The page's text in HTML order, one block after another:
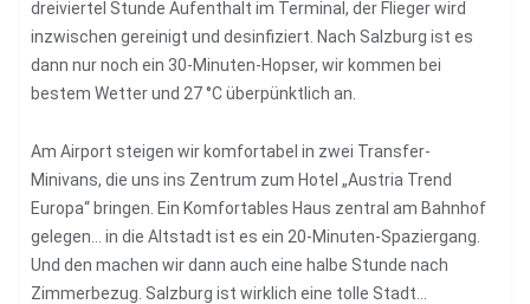
dreiviertel Stunde Aufenthalt im Terminal, der Flieger wird
inzwischen gereinigt und desinfiziert. Nach Salzburg ist es
dann nur noch ein 30-Minuten-Hopser, wir kommen bei
bestem Wetter und 27 °C überpünktlich an.
Am Airport steigen wir komfortabel in zwei Transfer-
Minivans, die uns ins Zentrum zum Hotel „Austria Trend
Europa“ bringen. Ein Komfortables Haus zentral am Bahnhof
gelegen… in die Altstadt ist es ein 20-Minuten-Spaziergang.
Und den machen wir dann auch eine halbe Stunde nach
Zimmerbezug. Salzburg ist wirklich eine tolle Stadt…